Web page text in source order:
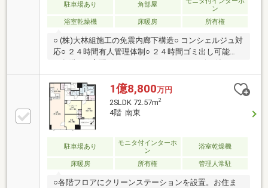
駐車場あり 角部屋
ン
浴室乾燥機
床暖房 所有権
○ (株)大林組施工の免震内廊下構造○ コンシェルジュ対
応○ ２４時間有人管理体制○ ２４時間ゴミ出し可能
（各階）○ 宅配ボックスあり○ ディスポーザー付○ ス
ライド式食器洗い乾燥機付○ リビング・ダイニングに
は床暖房付○ ２３階にスカイラウンジ有ご内見・ご資
金計画等お気軽にお問い合わせください。
1億8,800万円
2SLDK 72.57m2
4階 南東
駐車場あり
モニタ付インターホ
ン
浴室乾燥機
床暖房 所有権 管理人常駐
○各階フロアにクリーンステーションを設置。お住ま